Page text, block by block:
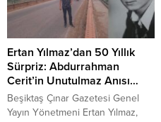
bahçede domates, salatalık kopar
ye… Kısaca ben keyifle bir
kahvaltı yapmak istiyorum
derseniz… Bununla kalmayıp
lezzetle birlikte huzuru da
yakalamış olacaksınız…
Ertan Yılmaz’dan 50 Yıllık
Sürpriz: Abdurrahman
Cerit’in Unutulmaz Anısı…
Beşiktaş Çınar Gazetesi Genel
Yayın Yönetmeni Ertan Yılmaz,